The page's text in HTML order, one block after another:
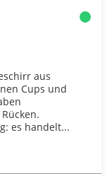
aus
Cups und
es handelt...